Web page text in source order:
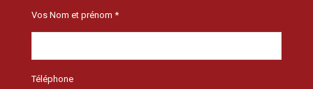
Vos Nom et prénom *
Téléphone